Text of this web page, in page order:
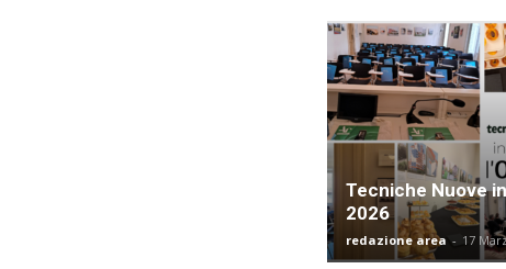
Tecniche Nuove
2026
redazione area - 17